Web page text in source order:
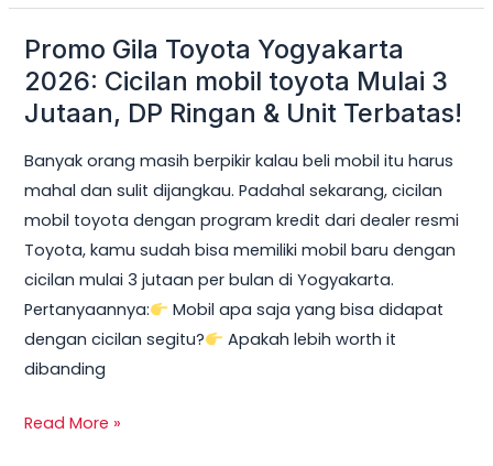
2026!
Promo Gila Toyota Yogyakarta
2026: Cicilan mobil toyota Mulai 3
Jutaan, DP Ringan & Unit Terbatas!
Banyak orang masih berpikir kalau beli mobil itu harus
mahal dan sulit dijangkau. Padahal sekarang, cicilan
mobil toyota dengan program kredit dari dealer resmi
Toyota, kamu sudah bisa memiliki mobil baru dengan
cicilan mulai 3 jutaan per bulan di Yogyakarta.
Pertanyaannya:
Mobil apa saja yang bisa didapat
dengan cicilan segitu?
Apakah lebih worth it
dibanding
Promo
Gila
Toyota
2026:
Cicilan
mobil
toyota
Mulai
3
Jutaan,
DP
&
Read More »